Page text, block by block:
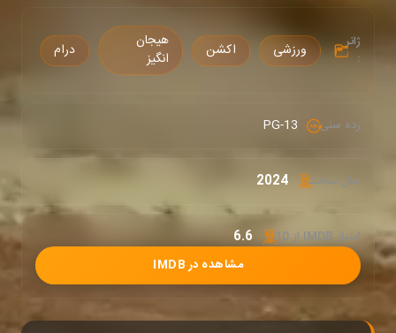
ژانر
:
ورزشی اکشن
هیجان
انگیز
درام
رده سنی : PG-13
سال ساخت: 2024
امتیاز IMDB از 10 : 6.6
مشاهده در IMDB